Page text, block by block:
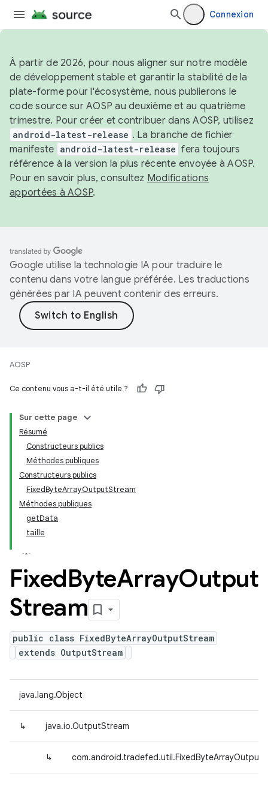
Connexion
À partir de 2026, pour nous aligner sur notre modèle
de développement stable et garantir la stabilité de la
plate-forme pour l'écosystème, nous publierons le
code source sur AOSP au deuxième et au quatrième
trimestre. Pour créer et contribuer dans AOSP, utilisez
android-latest-release . La branche de fichier
manifeste android-latest-release fera toujours
référence à la version la plus récente envoyée à AOSP.
Pour en savoir plus, consultez Modifications
apportées à AOSP.
Google utilise la technologie IA pour traduire le
contenu dans votre langue préférée. Les traductions
générées par IA peuvent contenir des erreurs.
AOSP
Ce contenu vous a-t-il été utile ?
Sur cette page
Résumé
Constructeurs publics
Méthodes publiques
Constructeurs publics
FixedByteArrayOutputStream
Méthodes publiques
getData
taille
FixedByteArrayOutput
Stream
public class FixedByteArrayOutputStream
extends OutputStream
java.lang.Object
↳ java.io.OutputStream
↳